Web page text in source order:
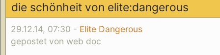
die schönheit von elite:dangerous
29.12.14, 07:30 - Elite Dangerous
gepostet von web doc